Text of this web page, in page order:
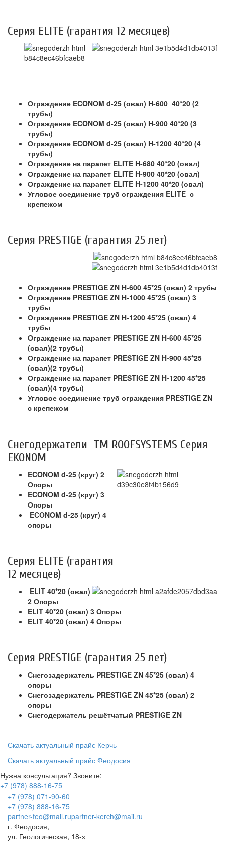
Серия ELITE (гарантия 12 месяцев)
Ограждение ECONOM d-25 (овал) H-600 40*20 (2
трубы)
Ограждение ECONOM d-25 (овал) H-900 40*20 (3
трубы)
Ограждение ECONOM d-25 (овал) H-1200 40*20 (4
трубы)
Ограждение на парапет ELITE H-680 40*20 (овал)
Ограждение на парапет ELITE H-900 40*20 (овал)
Ограждение на парапет ELITE H-1200 40*20 (овал)
Угловое соединение труб ограждения ELITE с
крепежом
Серия PRESTIGE (гарантия 25 лет)
Ограждение PRESTIGE ZN H-600 45*25 (овал) 2 трубы
Ограждение PRESTIGE ZN H-1000 45*25 (овал) 3
трубы
Ограждение PRESTIGE ZN H-1200 45*25 (овал) 4
трубы
Ограждение на парапет PRESTIGE ZN H-600 45*25
(овал)(2 трубы)
Ограждение на парапет PRESTIGE ZN H-900 45*25
(овал)(2 трубы)
Ограждение на парапет PRESTIGE ZN H-1200 45*25
(овал)(4 трубы)
Угловое соединение труб ограждения PRESTIGE ZN
с крепежом
Снегодержатели TM ROOFSYSTEMS Серия
EKONOM
ECONOM d-25 (круг) 2
Опоры
ECONOM d-25 (круг) 3
Опоры
ECONOM d-25 (круг) 4
опоры
Серия ELITE (гарантия
12 месяцев)
ELIT 40*20 (овал)
2 Опоры
ELIT 40*20 (овал) 3 Опоры
ELIT 40*20 (овал) 4 Опоры
Серия PRESTIGE (гарантия 25 лет)
Снегозадержатель PRESTIGE ZN 45*25 (овал) 4
опоры
Снегозадержатель PRESTIGE ZN 45*25 (овал) 2
опоры
Снегодержатель решётчатый PRESTIGE ZN
Скачать актуальный прайс Керчь
Скачать актуальный прайс Феодосия
Нужна консультация? Звоните:
+7 (978) 888-16-75
+7 (978) 071-90-60
+7 (978) 888-16-75
partner-feo@mail.rupartner-kerch@mail.ru
г. Феодосия,
ул. Геологическая, 18-з